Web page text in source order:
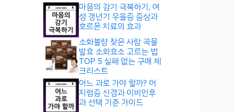
마음의 감기 극복하기, 여
성 갱년기 우울증 증상과
호르몬 치료의 효과
소화불량 잦은 사람 곡물
발효 소화효소 고르는 법
TOP 5 실패 없는 구매 체
크리스트
어느 과로 가야 할까? 어
지럼증 신경과 이비인후
과 선택 기준 가이드